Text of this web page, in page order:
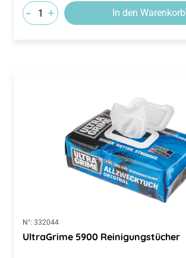
- + In den Warenkorb
N°: 332044
UltraGrime 5900 Reinigungstücher